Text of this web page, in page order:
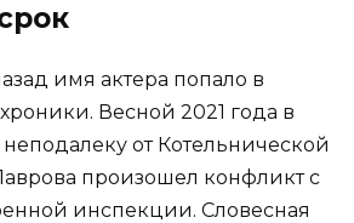
имя актера попало в
Весной 2021 года в
от Котельнической
произошел конфликт с
инспекции. Словесная